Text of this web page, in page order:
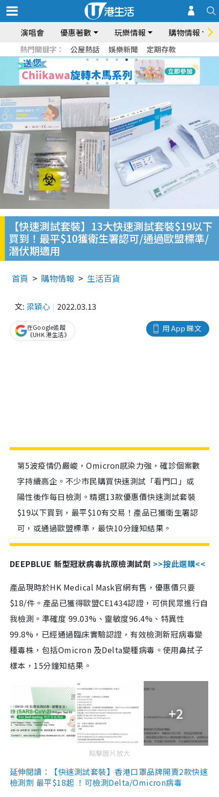
演唱會 優惠著數 玩樂情報 購物情報
熱門關鍵字： 公屋熱話 娛樂新聞 定期存款
【快速測試套裝】13大快速測試套裝$19以下
買到！最平$10獲衛生署認可/通過歐盟標準/
潛伏期適用
首頁 購物情報 生活百貨
文: 梁穎心 2022.03.13
用 App 睇文
在Google追蹤
《UHK 港生活》
第5波疫情仍嚴峻，Omicron感染力強，確診個案數
字持續高企。不少市民購買快速測試「看門口」或
陽性後作每日檢測。精選13款優惠價快速測試套裝
$19以下買到，最平$10有交易！產品已獲衛生署認
可，或通過歐盟標準，最快10分鐘知結果。
DEEPBLUE 新型冠狀病毒抗原檢測試劑 >>按此選購<<
產品現時於HK Medical Mask官網有售，優惠價只要
$18/件。產品已獲得歐盟CE1434認證，可供民眾進行自
我檢測。準確度 99.03%、靈敏度96.4%、特異性
99.8%，已經通過臨床實驗認證，有效檢測新冠病毒變
種毒株，包括Omicron 及Delta變種病毒。使用鼻拭子
樣本，15分鐘知結果。
+2
點擊圖片放大
延伸閱讀：【快速測試套裝】香港口罩品牌開賣2款快速
檢測劑 最平$18起 ！可檢測Delta/Omicron病毒